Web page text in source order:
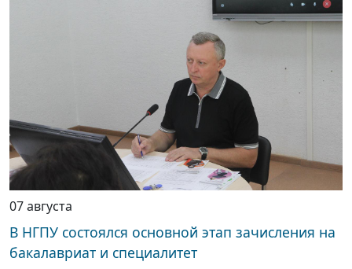
07 августа
В НГПУ состоялся основной этап зачисления на
бакалавриат и специалитет